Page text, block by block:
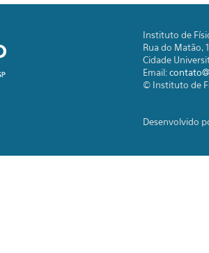
Instituto de
Rua do Matão,
Cidade
Email:
© Instituto de
Desenvolvido